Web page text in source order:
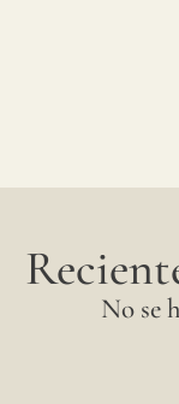
No se